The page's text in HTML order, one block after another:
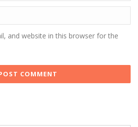
and website in this browser for the